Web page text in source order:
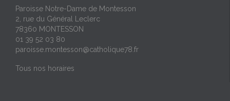
Paroisse Notre-Dame de Montesson
2, rue du Général Leclerc
78360 MONTESSON
01 39 52 03 80
paroisse.montesson@catholique78.fr
Tous nos horaires